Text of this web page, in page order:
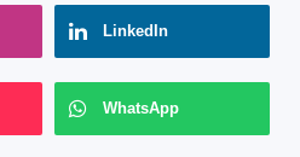
LinkedIn
WhatsApp